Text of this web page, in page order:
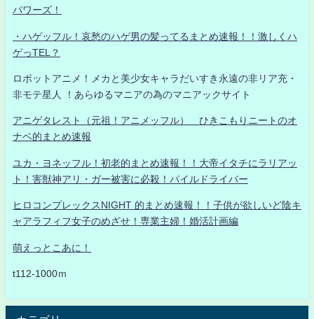
パワーズ！
・ハゲッフル！哀愁のハゲ男の髪ってるまとめ速報！！激しくハ
ゲっTEL？
ロボットアニメ！メカと美少女キャラだいすき永遠の非リア充・
非モテ星人 ！あらゆるマニアの為のマニアックサイト
アニゲタレスト（元祖！アニメッフル） ひきこもりニートのオ
ナベ的まとめ速報
ユカ・ヨネッフル！初老的まとめ速報！！大帝イタチにラリアッ
ト！害獣神アリ・ガー被害に必殺！パイルドライバー
ヒロコンプレックスNIGHT 的まとめ速報！！子供が欲しいど陰キ
ャアラフィフ女子のめざせ！専業主婦！婚活計画編
萌えっとこあに！
t112-1000ｍ